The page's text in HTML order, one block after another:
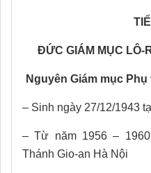
ĐỨC GIÁM MỤC LÔ-
Nguyên Giám mục
– Sinh ngày 27/12/1943
– Từ năm 1956 –
Thánh Gio-an Hà Nội